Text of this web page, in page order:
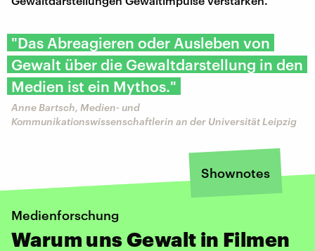
"Das Abreagieren oder Ausleben von
Gewalt über die Gewaltdarstellung in den
Medien ist ein Mythos."
Anne Bartsch, Medien- und
Kommunikationswissenschaftlerin an der Universität Leipzig
Shownotes
Medienforschung
Warum uns Gewalt in Filmen